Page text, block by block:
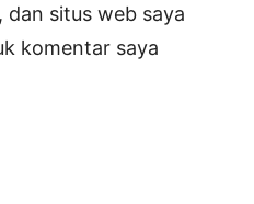
dan situs web saya
komentar saya